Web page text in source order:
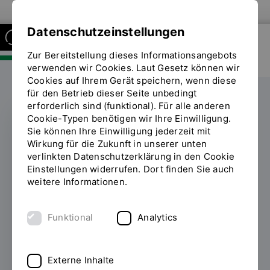
FAKULTÄT SOZIAL- UND
GESUNDHEITSWISSENSCHAFTEN
MUSIK- UND
BEWEGUNGSORIENTIERTE
SOZIALE ARBEIT
Inspiration am
Datenschutzeinstellungen
Zur Bereitstellung dieses Informationsangebots
verwenden wir Cookies. Laut Gesetz können wir
Cookies auf Ihrem Gerät speichern, wenn diese
für den Betrieb dieser Seite unbedingt
erforderlich sind (funktional). Für alle anderen
Cookie-Typen benötigen wir Ihre Einwilligung.
Sie können Ihre Einwilligung jederzeit mit
Wirkung für die Zukunft in unserer unten
verlinkten Datenschutzerklärung in den Cookie
Einstellungen widerrufen. Dort finden Sie auch
weitere Informationen.
Funktional Analytics
Externe Inhalte